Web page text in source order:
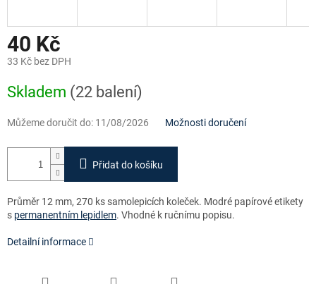
40 Kč
33 Kč bez DPH
cena:
Skladem (22 balení)
Můžeme doručit do: 11/08/2026 Možnosti doručení
Přidat do košíku
Průměr 12 mm, 270 ks samolepicích koleček. Modré papírové etikety
s permanentním lepidlem. Vhodné k ručnímu popisu.
Detailní informace